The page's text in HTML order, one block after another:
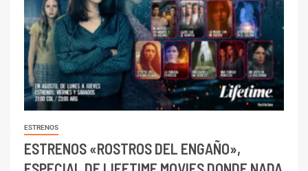
ESTRENOS
ESTRENOS «ROSTROS DEL ENGAÑO»,